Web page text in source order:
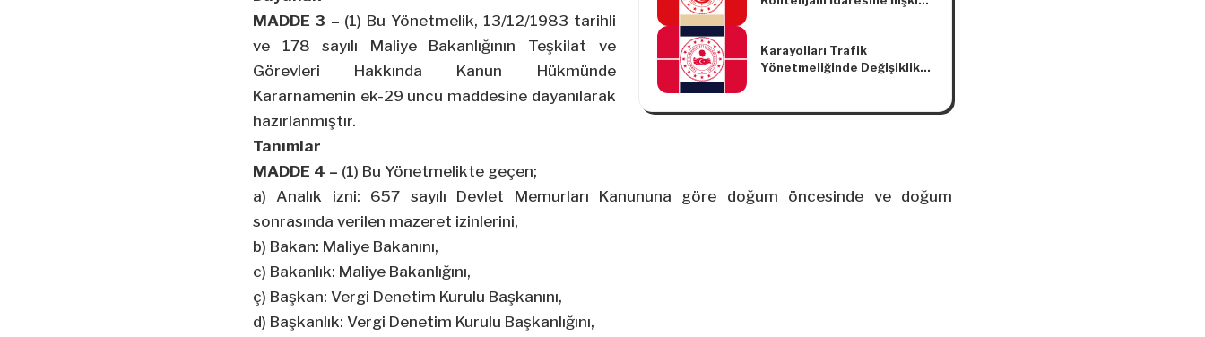
Karayolları Trafik
Yönetmeliğinde Değişiklik
MADDE 3 – (1) Bu Yönetmelik, 13/12/1983 tarihli
ve 178 sayılı Maliye Bakanlığının Teşkilat ve
Görevleri Hakkında Kanun Hükmünde
Kararnamenin ek-29 uncu maddesine dayanılarak
hazırlanmıştır.
Tanımlar
MADDE 4 – (1) Bu Yönetmelikte geçen;
a) Analık izni: 657 sayılı Devlet Memurları Kanununa göre doğum öncesinde ve doğum
sonrasında verilen mazeret izinlerini,
b) Bakan: Maliye Bakanını,
c) Bakanlık: Maliye Bakanlığını,
ç) Başkan: Vergi Denetim Kurulu Başkanını,
d) Başkanlık: Vergi Denetim Kurulu Başkanlığını,